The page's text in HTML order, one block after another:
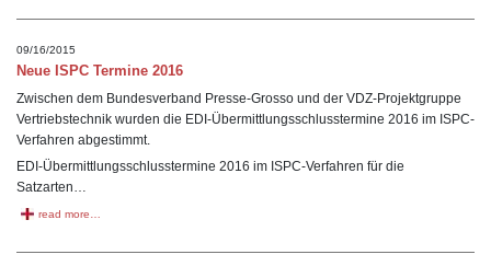
09/16/2015
Neue ISPC Termine 2016
Zwischen dem Bundesverband Presse-Grosso und der VDZ-Projektgruppe
Vertriebstechnik wurden die EDI-Übermittlungsschlusstermine 2016 im ISPC-
Verfahren abgestimmt.
EDI-Übermittlungsschlusstermine 2016 im ISPC-Verfahren für die
Satzarten…
read more…